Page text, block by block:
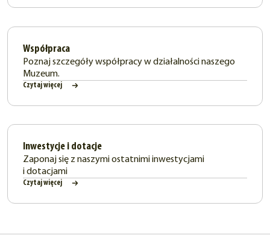
Współpraca
Poznaj szczegóły współpracy w działalności naszego
Muzeum.
Czytaj więcej
Inwestycje i dotacje
Zaponaj się z naszymi ostatnimi inwestycjami
i dotacjami
Czytaj więcej